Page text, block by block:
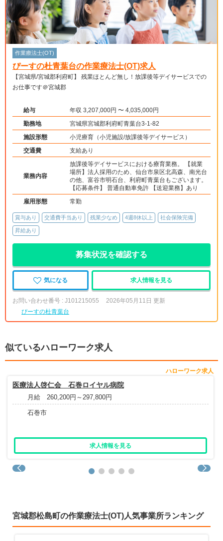
作業療法士(OT)
ぴーすの杜青葉台の作業療法士(OT)求人
【宮城県/宮城郡利府町】 残業ほとんど無し！放課後等デイサービスでの
お仕事です＠宮城郡
給与
年収 3,207,000円 〜 4,035,000円
勤務地
宮城県宮城郡利府町青葉台3-1-82
施設形態
小児療育（小児施設/放課後等デイサービス）
交通費
支給あり
業務内容
放課後等デイサービスにおける療育業務。 【就業
場所】法人採用のため、仙台市泉区北高森、南光台
の他、富谷市明石台、利府町青葉台もございます。
【応募条件】 普通自動車免許 【送迎業務】あり
雇用形態
常勤
賞与あり 交通費手当あり 残業少なめ 4週8休以上 社会保険完備
昇給あり
募集状況を確認する
気になる 求人情報を見る
お問い合わせ番号 : J101215055
2026年05月11日 更新
ぴーすの杜青葉台
似ているハローワーク求人
ハローワーク求人
医療法人啓仁会 石巻ロイヤル病院
月給 260,200円～297,800円
石巻市
求人情報を見る
宮城郡松島町の作業療法士(OT)人気事業所ランキング